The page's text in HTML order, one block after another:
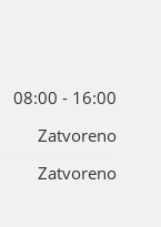
08:00 - 16:00
Zatvoreno
Zatvoreno